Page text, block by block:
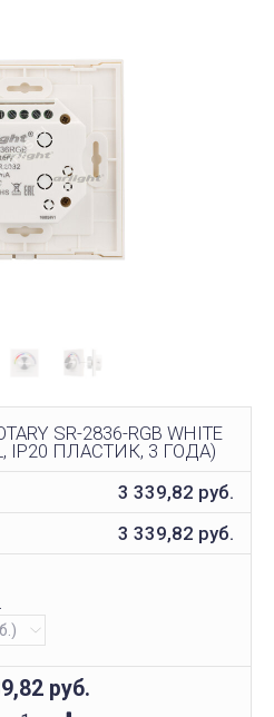
SR-2836-RGB WHITE
IP20 ПЛАСТИК, 3 ГОДА)
3 339,82 руб.
3 339,82 руб.
руб.